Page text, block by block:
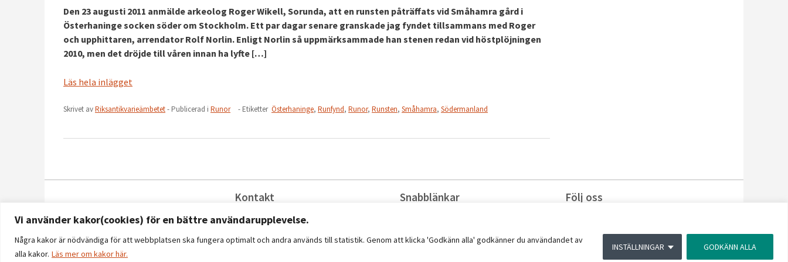
Vi använder kakor(cookies) för en bättre användarupplevelse.
Några kakor är nödvändiga för att webbplatsen ska fungera optimalt och andra används till statistik. Genom att klicka 'Godkänn alla' godkänner du användandet av
alla kakor. Läs mer om kakor här.
INSTÄLLNINGAR GODKÄNN ALLA
Den 23 augusti 2011 anmälde arkeolog Roger Wikell, Sorunda, att en runsten påträffats vid Småhamra gård i
Österhaninge socken söder om Stockholm. Ett par dagar senare granskade jag fyndet tillsammans med Roger
och upphittaren, arrendator Rolf Norlin. Enligt Norlin så uppmärksammade han stenen redan vid höstplöjningen
2010, men det dröjde till våren innan ha lyfte […]
Läs hela inlägget
Skrivet avRiksantikvarieämbetet- Publicerad i Runor - Etiketter Österhaninge, Runfynd, Runor, Runsten, Småhamra, Södermanland
Kontakt
08-5191 80 00
Snabblänkar
Kontakta oss
Följ oss
Linkedin